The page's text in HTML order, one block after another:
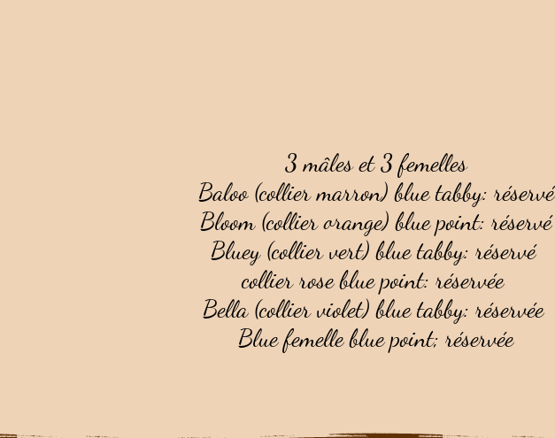
3 mâles et 3 femelles
Baloo (collier marron) blue tabby: réservé
Bloom (collier orange) blue point: réservé
Bluey (collier vert) blue tabby: réservé
collier rose blue point: réservée
Bella (collier violet) blue tabby: réservée
Blue femelle blue point; réservée